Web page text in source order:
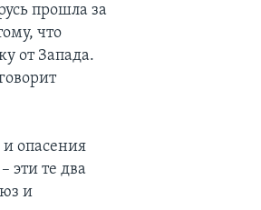
прошла за
что
от Запада.
опасения
эти те два
и